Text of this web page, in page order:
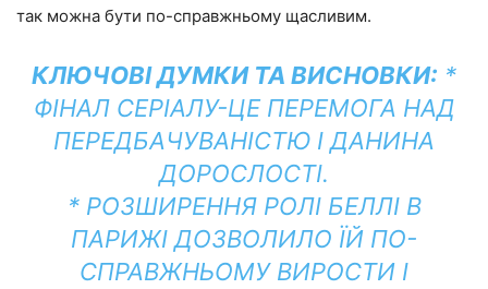
так можна бути по-справжньому щасливим.
КЛЮЧОВІ ДУМКИ ТА ВИСНОВКИ: *
ФІНАЛ СЕРІАЛУ-ЦЕ ПЕРЕМОГА НАД
ПЕРЕДБАЧУВАНІСТЮ І ДАНИНА
ДОРОСЛОСТІ.
* РОЗШИРЕННЯ РОЛІ БЕЛЛІ В
ПАРИЖІ ДОЗВОЛИЛО ЇЙ ПО-
СПРАВЖНЬОМУ ВИРОСТИ І